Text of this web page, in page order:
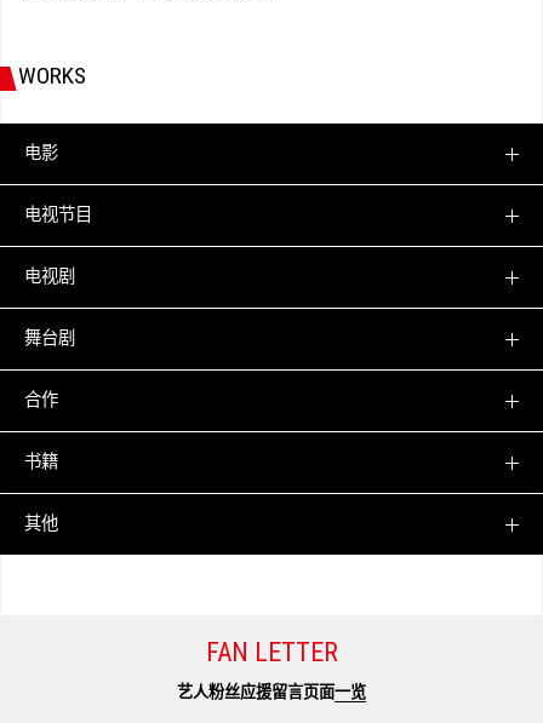
WORKS
电影
电视节目
电视剧
舞台剧
合作
书籍
其他
FAN LETTER
艺人粉丝应援留言页面一览